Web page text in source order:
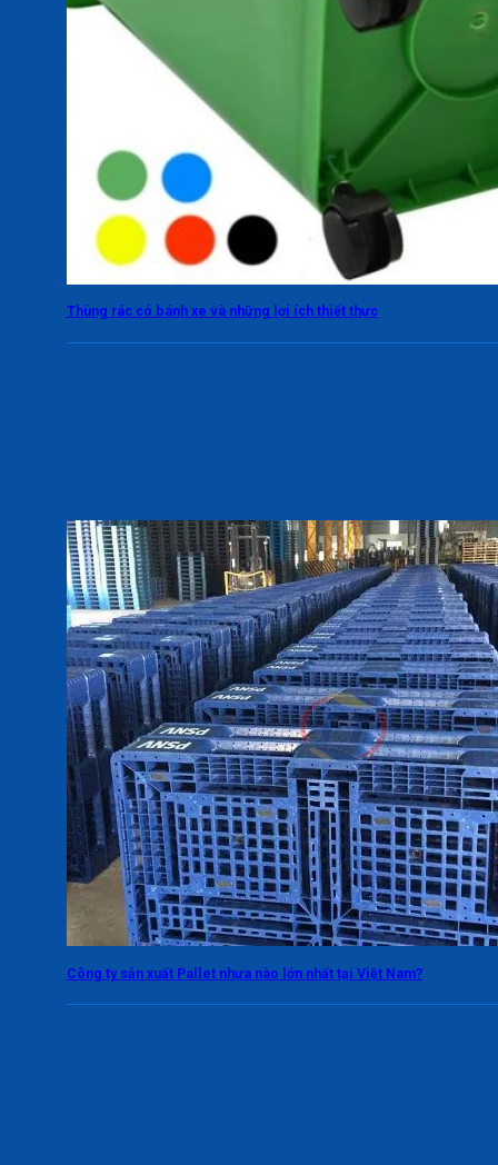
Thùng rác có bánh xe và những lợi ích thiết thực
Công ty sản xuất Pallet nhựa nào lớn nhất tại Việt Nam?